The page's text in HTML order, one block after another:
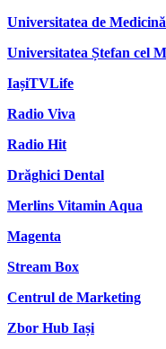
Universitatea de
Universitatea Ștefan cel
IașiTVLife
Radio Viva
Radio Hit
Drăghici Dental
Merlins Vitamin Aqua
Magenta
Stream Box
Centrul de Marketing
Zbor Hub Iași